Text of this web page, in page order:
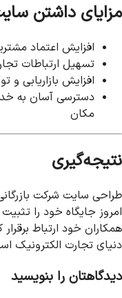
مزایای داشتن
افزایش اعتماد
تسهیل ارتباطات
افزایش بازاریابی و
دسترسی آسان به
مکان
نتیجه‌گیری
طراحی سایت شرکت
امروز جایگاه خود را
همکاران خود ارتباط
دنیای تجارت الکترونیک
دیدگاهتان را بنویسید